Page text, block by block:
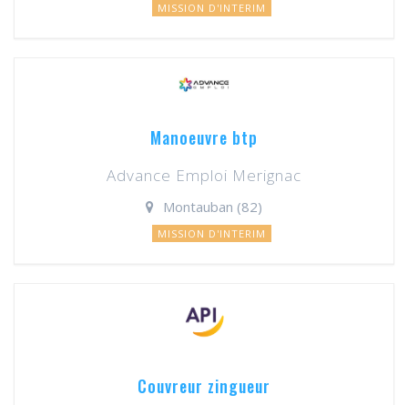
MISSION D'INTERIM
Manoeuvre btp
Advance Emploi Merignac
Montauban (82)
MISSION D'INTERIM
Couvreur zingueur